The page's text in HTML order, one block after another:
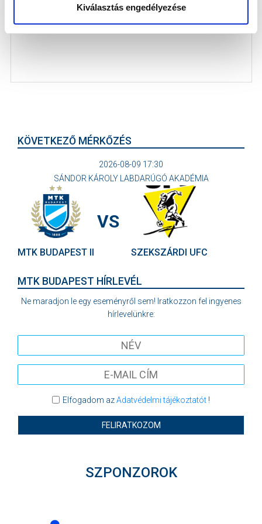
Kiválasztás engedélyezése
Az MTK legújabb Örökös bajnokai közül ketten, Kanta
József és Kenesei Krisztián...
KÖVETKEZŐ MÉRKŐZÉS
2026-08-09 17:30
SÁNDOR KÁROLY LABDARÚGÓ AKADÉMIA
MTK BUDAPEST II
VS
SZEKSZÁRDI UFC
MTK BUDAPEST HÍRLEVÉL
Ne maradjon le egy eseményről sem! Iratkozzon fel ingyenes
hírlevelünkre:
Elfogadom azAdatvédelmi tájékoztatót!
FELIRATKOZOM
SZPONZOROK